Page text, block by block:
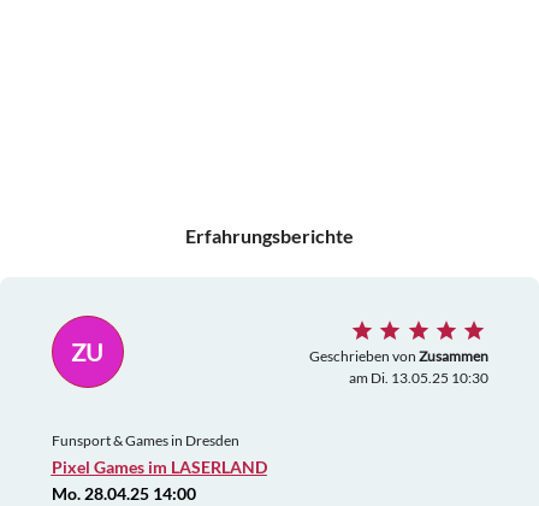
Erfahrungsberichte
ZU Geschrieben von Zusammen
am Di. 13.05.25 10:30
Funsport & Games in Dresden
Pixel Games im LASERLAND
Mo. 28.04.25 14:00